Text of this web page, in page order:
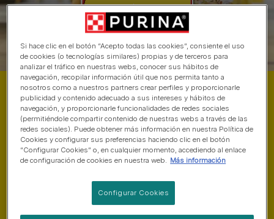
Si hace clic en el botón “Acepto todas las cookies”, consiente el uso
de cookies (o tecnologías similares) propias y de terceros para
analizar el tráfico en nuestras webs, conocer sus hábitos de
navegación, recopilar información útil que nos permita tanto a
nosotros como a nuestros partners crear perfiles y proporcionarle
publicidad y contenido adecuado a sus intereses y hábitos de
navegación, y proporcionarle funcionalidades de redes sociales
(permitiéndole compartir contenido de nuestras webs a través de las
redes sociales). Puede obtener más información en nuestra Política de
Cookies y configurar sus preferencias haciendo clic en el botón
“Configurar Cookies” o, en cualquier momento, accediendo al enlace
de configuración de cookies en nuestra web. Más información
Configurar Cookies